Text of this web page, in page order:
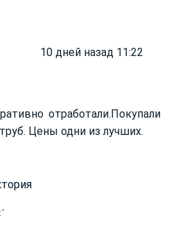
10 дней назад 11:22
отработали.Покупали
Цены одни из лучших.